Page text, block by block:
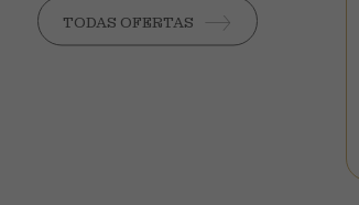
TODAS OFERTAS
deR$ 99,00